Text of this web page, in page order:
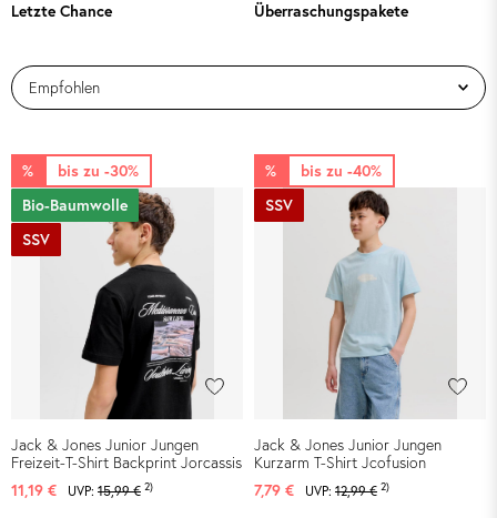
Letzte Chance Überraschungspakete
bis zu -30%
%
Bio-Baumwolle
SSV
Jack & Jones Junior Jungen
Freizeit-T-Shirt Backprint Jorcassis
11,19 €
UVP: 15,99 € 2)
bis zu -40%
%
SSV
Jack & Jones Junior Jungen
Kurzarm T-Shirt Jcofusion
7,79 €
UVP: 12,99 € 2)